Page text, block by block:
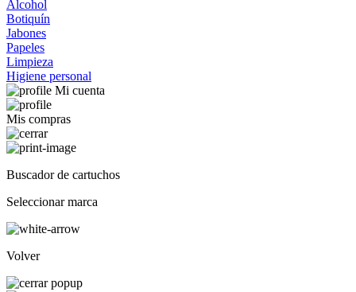
Alcohol
Botiquín
Jabones
Papeles
Limpieza
Higiene personal
Mi cuenta
Mis compras
Buscador de cartuchos
Seleccionar marca
Volver